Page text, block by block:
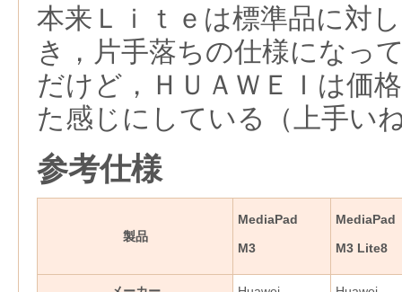
本来Ｌｉｔｅは標準品に対
き，片手落ちの仕様になっ
だけど，ＨＵＡＷＥＩは価
た感じにしている（上手い
参考仕様
製品
MediaPad
M3
MediaPad
M3 Lite8